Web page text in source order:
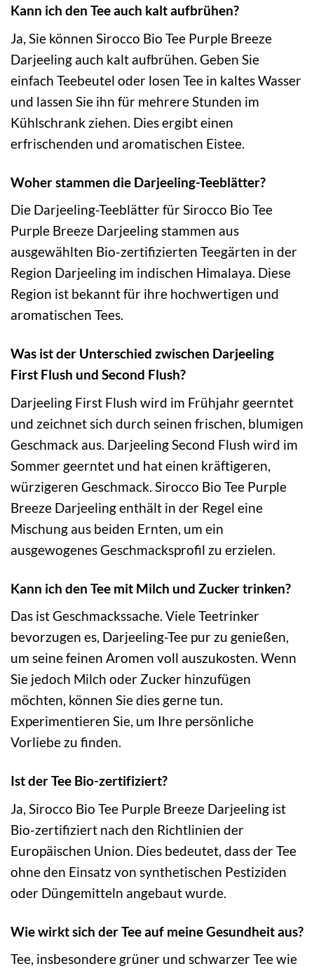
Kann ich den Tee auch kalt aufbrühen?
Ja, Sie können Sirocco Bio Tee Purple Breeze
Darjeeling auch kalt aufbrühen. Geben Sie
einfach Teebeutel oder losen Tee in kaltes Wasser
und lassen Sie ihn für mehrere Stunden im
Kühlschrank ziehen. Dies ergibt einen
erfrischenden und aromatischen Eistee.
Woher stammen die Darjeeling-Teeblätter?
Die Darjeeling-Teeblätter für Sirocco Bio Tee
Purple Breeze Darjeeling stammen aus
ausgewählten Bio-zertifizierten Teegärten in der
Region Darjeeling im indischen Himalaya. Diese
Region ist bekannt für ihre hochwertigen und
aromatischen Tees.
Was ist der Unterschied zwischen Darjeeling
First Flush und Second Flush?
Darjeeling First Flush wird im Frühjahr geerntet
und zeichnet sich durch seinen frischen, blumigen
Geschmack aus. Darjeeling Second Flush wird im
Sommer geerntet und hat einen kräftigeren,
würzigeren Geschmack. Sirocco Bio Tee Purple
Breeze Darjeeling enthält in der Regel eine
Mischung aus beiden Ernten, um ein
ausgewogenes Geschmacksprofil zu erzielen.
Kann ich den Tee mit Milch und Zucker trinken?
Das ist Geschmackssache. Viele Teetrinker
bevorzugen es, Darjeeling-Tee pur zu genießen,
um seine feinen Aromen voll auszukosten. Wenn
Sie jedoch Milch oder Zucker hinzufügen
möchten, können Sie dies gerne tun.
Experimentieren Sie, um Ihre persönliche
Vorliebe zu finden.
Ist der Tee Bio-zertifiziert?
Ja, Sirocco Bio Tee Purple Breeze Darjeeling ist
Bio-zertifiziert nach den Richtlinien der
Europäischen Union. Dies bedeutet, dass der Tee
ohne den Einsatz von synthetischen Pestiziden
oder Düngemitteln angebaut wurde.
Wie wirkt sich der Tee auf meine Gesundheit aus?
Tee, insbesondere grüner und schwarzer Tee wie